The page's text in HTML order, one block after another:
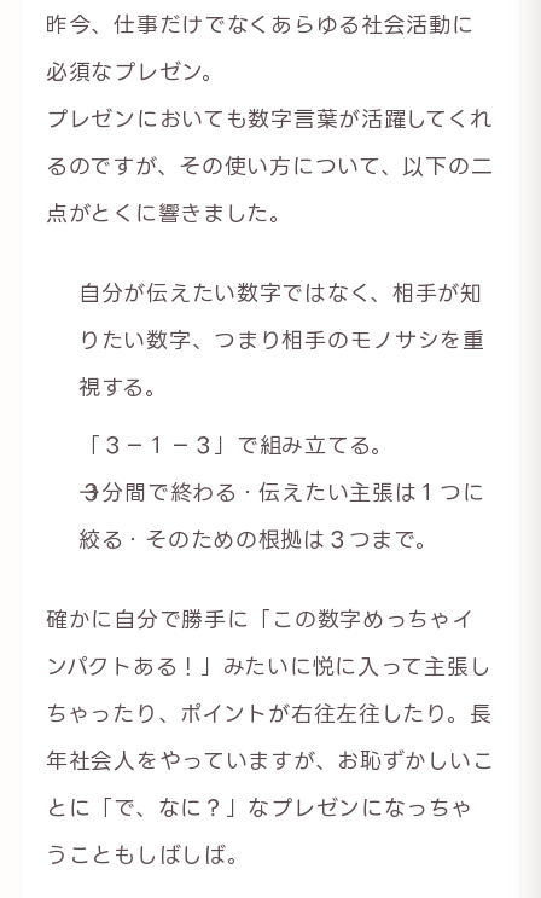
昨今、仕事だけでなくあらゆる社会活動に
必須なプレゼン。
プレゼンにおいても数字言葉が活躍してくれ
るのですが、その使い方について、以下の二
点がとくに響きました。
自分が伝えたい数字ではなく、相手が知
りたい数字、つまり相手のモノサシを重
視する。
「３－１－３」で組み立てる。
→３分間で終わる・伝えたい主張は１つに
絞る・そのための根拠は３つまで。
確かに自分で勝手に「この数字めっちゃイ
ンパクトある！」みたいに悦に入って主張し
ちゃったり、ポイントが右往左往したり。長
年社会人をやっていますが、お恥ずかしいこ
とに「で、なに？」なプレゼンになっちゃ
うこともしばしば。